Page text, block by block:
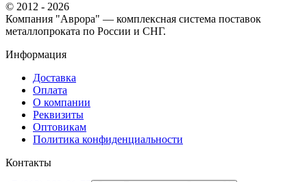
© 2012 - 2026
Компания "Аврора" — комплексная система поставок
металлопроката по России и СНГ.
Информация
Доставка
Оплата
О компании
Реквизиты
Оптовикам
Политика конфиденциальности
Контакты